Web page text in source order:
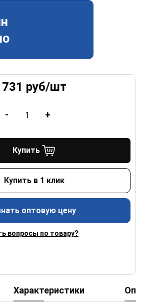
731 руб/шт
- +
Купить
Купить в 1 клик
оптовую цену
вопросы по товару?
Характеристики